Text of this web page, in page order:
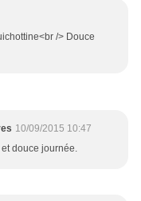
/> Douce
10/09/2015 10:47
douce journée.